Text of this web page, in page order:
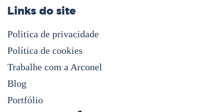
Links do site
Politica de privacidade
Política de cookies
Trabalhe com a Arconel
Blog
Portfólio